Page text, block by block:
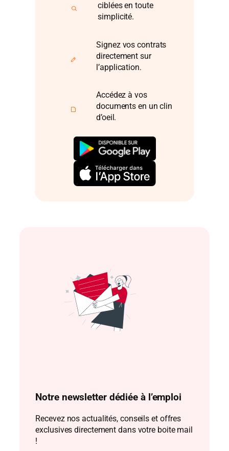
ciblées en toute
simplicité.
Signez vos contrats
directement sur
l’application.
Accédez à vos
documents en un clin
d’oeil.
Notre newsletter dédiée à l’emploi
Recevez nos actualités, conseils et offres
exclusives directement dans votre boite mail
!